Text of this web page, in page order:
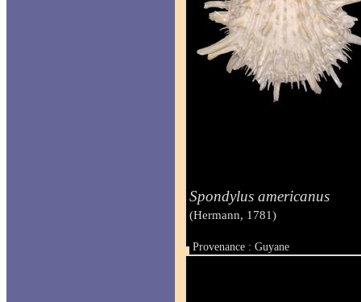
Spondylus americanus
(Hermann, 1781)
Provenance : Guyane
Taille : 180 mm